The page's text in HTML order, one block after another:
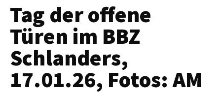
Tag der offene
Türen im BBZ
Schlanders,
17.01.26, Fotos: AM